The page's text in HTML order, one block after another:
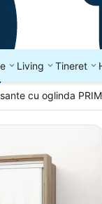
Living Tineret
cu oglinda